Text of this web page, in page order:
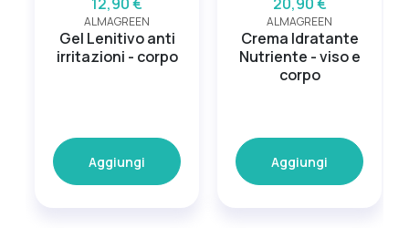
ALMAGREEN
Gel Lenitivo anti
irritazioni - corpo
Aggiungi
ALMAGREEN
Crema Idratante
Nutriente - viso e
corpo
Aggiungi